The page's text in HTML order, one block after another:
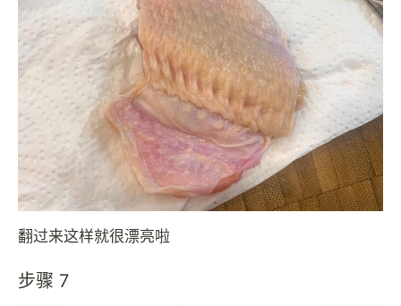
翻过来这样就很漂亮啦
步骤 7